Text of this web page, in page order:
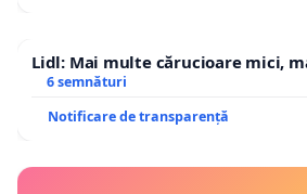
Lidl: Mai multe cărucioare mici,
6 semnături
Notificare de transparență